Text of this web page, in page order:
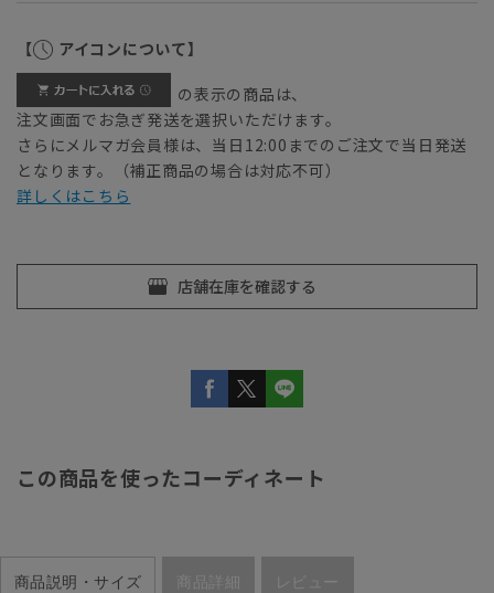
【 アイコンについて】
の表示の商品は、
注文画面でお急ぎ発送を選択いただけます。
さらにメルマガ会員様は、当日12:00までのご注文で当日発送
となります。（補正商品の場合は対応不可）
詳しくはこちら
この商品を使ったコーディネート
商品説明・サイズ 商品詳細 レビュー